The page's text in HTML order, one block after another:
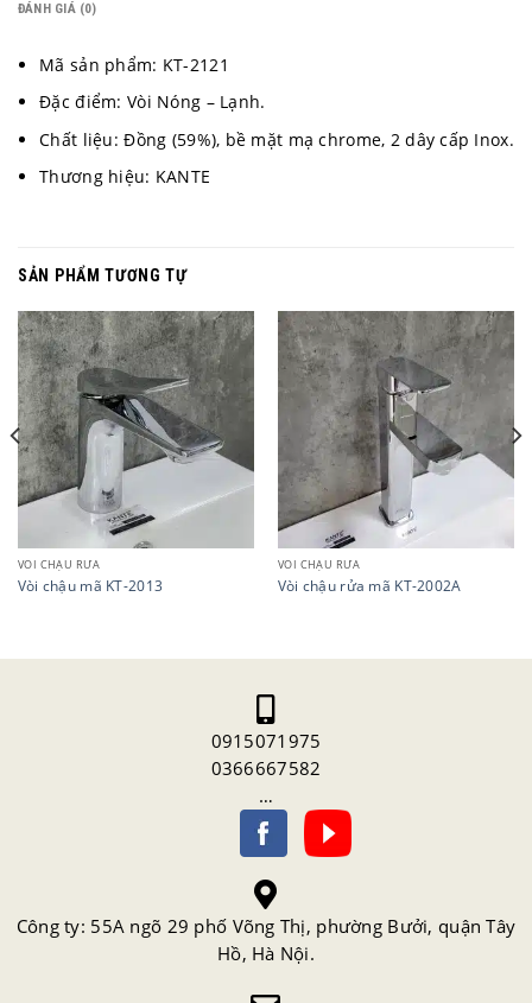
ĐÁNH GIÁ (0)
Mã sản phẩm: KT-2121
Đặc điểm: Vòi Nóng – Lạnh.
Chất liệu: Đồng (59%), bề mặt mạ chrome, 2 dây cấp Inox.
Thương hiệu: KANTE
SẢN PHẨM TƯƠNG TỰ
VÒI CHẬU RỬA
Vòi chậu mã KT-2013
VÒI CHẬU RỬA
Vòi chậu rửa mã KT-2002A
0915071975
0366667582
…
Công ty: 55A ngõ 29 phố Võng Thị, phường Bưởi, quận Tây
Hồ, Hà Nội.